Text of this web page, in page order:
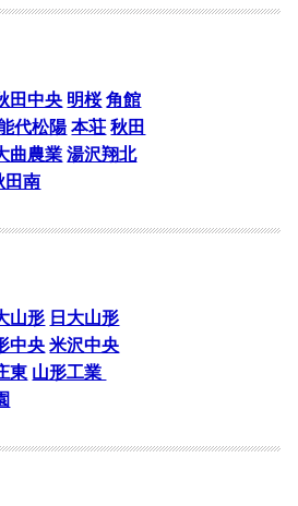
田中央 明桜 角館
代松陽 本荘 秋田
曲農業 湯沢翔北
田南
山形 日大山形
中央 米沢中央
東 山形工業